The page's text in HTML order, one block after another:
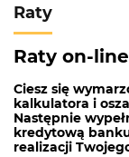
Raty
Raty on-line
Ciesz się
kalkulatora i
Następnie
kredytową
realizacji